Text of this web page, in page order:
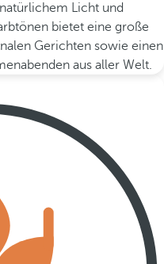
Licht und
bietet eine große
Gerichten sowie einen
aus aller Welt.